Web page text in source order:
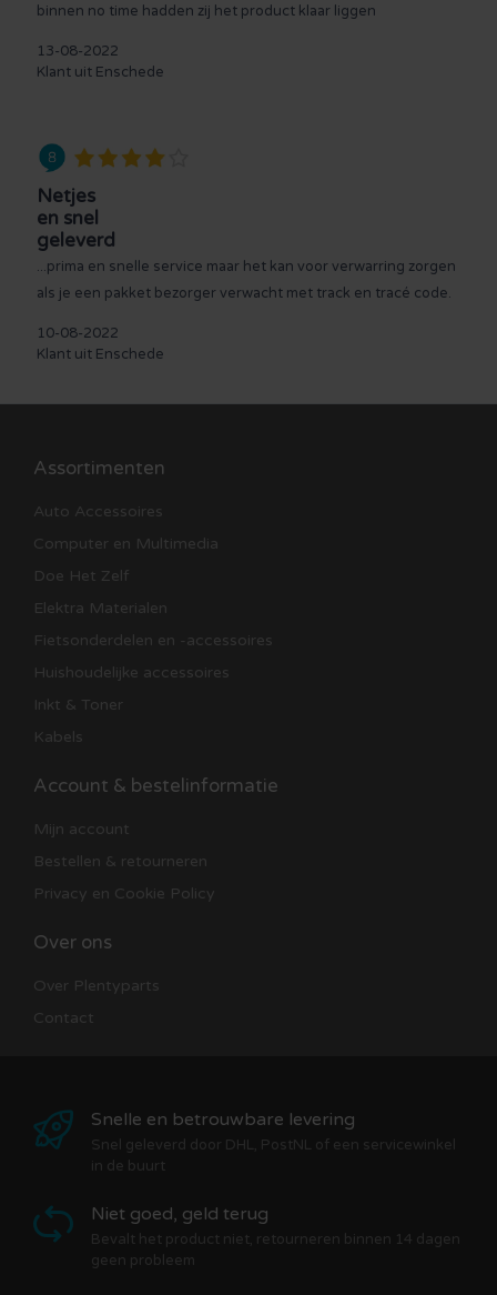
binnen no time hadden zij het product klaar liggen
13-08-2022
Klant uit Enschede
Netjes
en snel
geleverd
...prima en snelle service maar het kan voor verwarring zorgen
als je een pakket bezorger verwacht met track en tracé code.
10-08-2022
Klant uit Enschede
Assortimenten
Auto Accessoires
Computer en Multimedia
Doe Het Zelf
Elektra Materialen
Fietsonderdelen en -accessoires
Huishoudelijke accessoires
Inkt & Toner
Kabels
Account & bestelinformatie
Mijn account
Bestellen & retourneren
Privacy en Cookie Policy
Over ons
Over Plentyparts
Contact
Snelle en betrouwbare levering
Snel geleverd door DHL, PostNL of een servicewinkel
in de buurt
Niet goed, geld terug
Bevalt het product niet, retourneren binnen 14 dagen
geen probleem